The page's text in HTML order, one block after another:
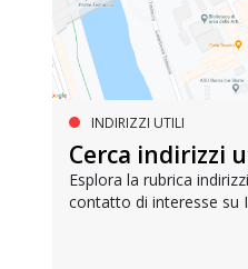
INDIRIZZI UTILI
Cerca indirizzi
Esplora la rubrica
contatto di interesse su